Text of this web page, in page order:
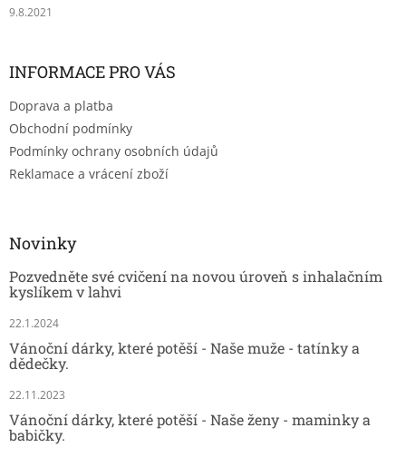
9.8.2021
INFORMACE PRO VÁS
Doprava a platba
Obchodní podmínky
Podmínky ochrany osobních údajů
Reklamace a vrácení zboží
Novinky
Pozvedněte své cvičení na novou úroveň s inhalačním
kyslíkem v lahvi
22.1.2024
Vánoční dárky, které potěší - Naše muže - tatínky a
dědečky.
22.11.2023
Vánoční dárky, které potěší - Naše ženy - maminky a
babičky.